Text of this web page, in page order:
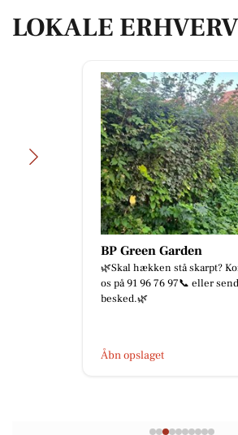
LOKALE ERHVERV
BP Green Garden
🌿Skal hækken stå skarpt?
os på 91 96 76 97📞 eller
besked.🌿
Åbn opslaget